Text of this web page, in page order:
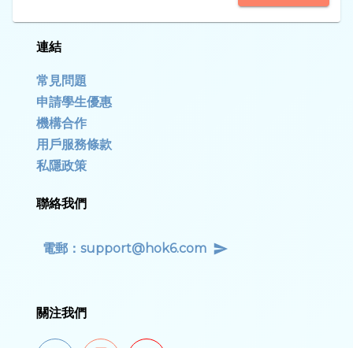
連結
常見問題
申請學生優惠
機構合作
用戶服務條款
私隱政策
聯絡我們
電郵： support@hok6.com
關注我們